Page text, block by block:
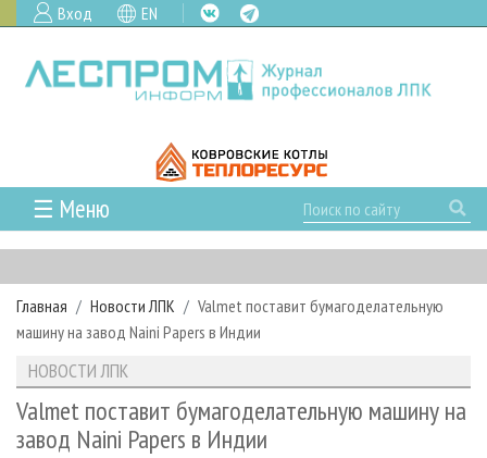
Вход EN
☰ Меню
ГЛАВНАЯ
РУБРИКИ И ТЕМЫ
РУБРИКИ ЖУРНАЛА
ЛЕСОЗАГОТОВКА
ЛЕСОПИЛЕНИЕ
НОВОСТИ
НОВОСТИ ЛПК
НОВОСТИ ЖУРНАЛА
ПРОЕКТЫ ЛПИ
АНАЛИТИКА
ПРЕДПРИЯТИЯ ЛПК
АРХИВ
АРХИВ ЖУРНАЛОВ
О ЖУРНАЛЕ
Главная Новости ЛПК
Valmet поставит бумагоделательную
машину на завод Naini Papers в Индии
НОВОСТИ ЛПК
Valmet поставит бумагоделательную машину на
завод Naini Papers в Индии